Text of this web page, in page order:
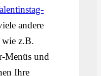
andere
z.B.
Menüs und
Ihre